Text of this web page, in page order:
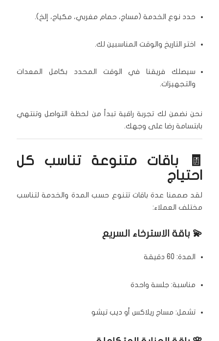
حدد نوع الخدمة (مساج، حمام مغربي، مكياج، إلخ).
اختر التاريخ والوقت المناسبين لك.
سيصلك فريقنا في الوقت المحدد بكامل المعدات
والتجهيزات.
نحن نضمن لك تجربة راقية تبدأ من لحظة التواصل وتنتهي
بابتسامة رضا على وجهك.
🧾 باقات متنوعة تناسب كل
احتياج
لقد صممنا عدة باقات تتنوع حسب المدة والخدمة لتناسب
مختلف العملاء:
💫 باقة الاسترخاء السريع
المدة: 60 دقيقة
مناسبة: جلسة واحدة
تشمل: مساج ريلاكس أو ديب تيشو